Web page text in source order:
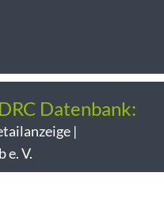
Datenbank:
|
e. V.